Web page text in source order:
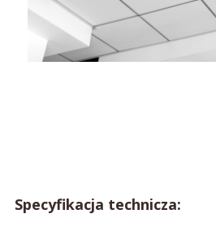
Specyfikacja technicza: